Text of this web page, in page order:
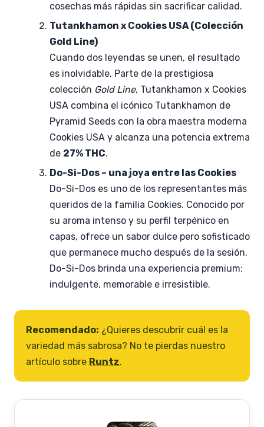
cosechas más rápidas sin sacrificar calidad.
Tutankhamon x Cookies USA (Colección
Gold Line)
Cuando dos leyendas se unen, el resultado
es inolvidable. Parte de la prestigiosa
colección Gold Line, Tutankhamon x Cookies
USA combina el icónico Tutankhamon de
Pyramid Seeds con la obra maestra moderna
Cookies USA y alcanza una potencia extrema
de 27% THC.
Do-Si-Dos – una joya entre las Cookies
Do-Si-Dos es uno de los representantes más
queridos de la familia Cookies. Conocido por
su aroma intenso y su perfil terpénico en
capas, ofrece un sabor dulce pero sofisticado
que permanece mucho después de la sesión.
Do-Si-Dos brinda una experiencia premium:
indulgente, memorable e irresistible.
Recomendado: ¿Quieres descubrir cuál es la
variedad más sabrosa? No te pierdas nuestro
artículo sobre Runtz.